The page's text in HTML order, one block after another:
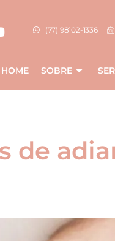
(77) 98102-1336
HOME SOBRE
de